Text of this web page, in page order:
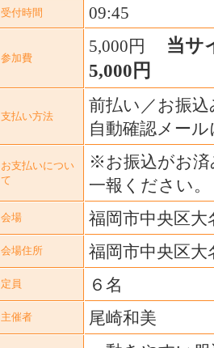
受付時間 09:45
参加費
5,000円 当
5,000円
支払い方法
前払い／お振
自動確認メー
お支払いについ
て
※お振込がお
一報ください。
会場 福岡市中央区大
会場住所 福岡市中央区大
定員 ６名
主催者 尾崎和美